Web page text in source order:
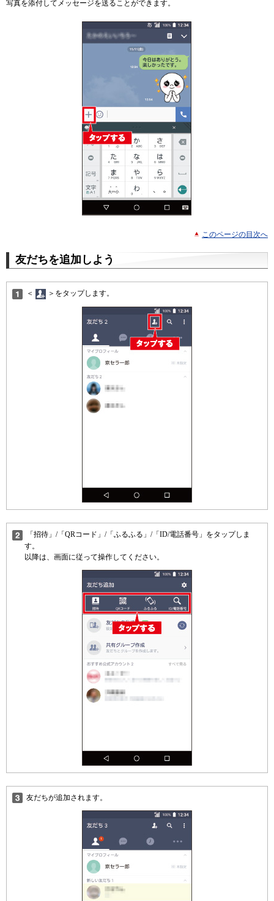
写真を添付してメッセージを送ることができます。
このページの目次へ
友だちを追加しよう
＜ ＞をタップします。
「招待」/「QRコード」/「ふるふる」/「ID/電話番号」をタップしま
す。
以降は、画面に従って操作してください。
友だちが追加されます。